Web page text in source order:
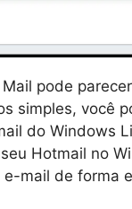
pode
simples, você
do Windows
Hotmail no
mail de forma